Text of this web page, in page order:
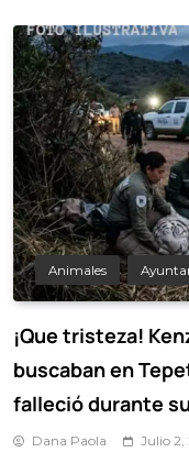
Animales
¡Que tristeza!
buscaban en
falleció durante
Dana Paola Julio 2,